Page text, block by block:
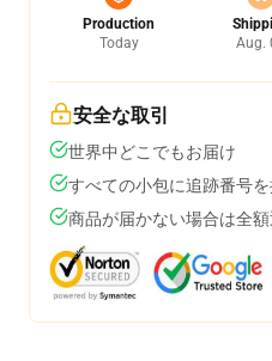
Production
Today
Aug.
安全な取引
世界中どこでもお届け
すべての小包に追跡番号
商品が届かない場合は全